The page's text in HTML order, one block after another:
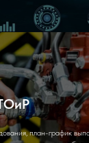
план-график